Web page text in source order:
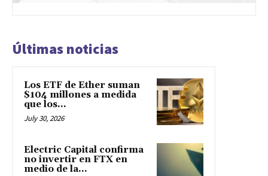
Últimas noticias
Los ETF de Ether suman
$104 millones a medida
que los...
July 30, 2026
Electric Capital confirma
no invertir en FTX en
medio de la...